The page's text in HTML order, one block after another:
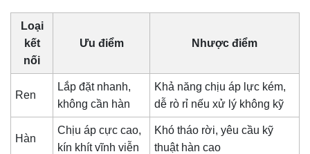
Loại
kết
nối
Ưu điểm Nhược điểm
Ren
Lắp đặt nhanh,
không cần hàn
Khả năng chịu áp lực kém,
dễ rò rỉ nếu xử lý không kỹ
Hàn
Chịu áp cực cao,
kín khít vĩnh viễn
Khó tháo rời, yêu cầu kỹ
thuật hàn cao